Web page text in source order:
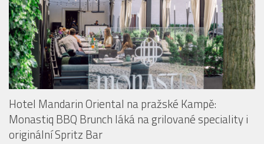
Hotel Mandarin Oriental na pražské Kampě:
Monastiq BBQ Brunch láká na grilované speciality i
originální Spritz Bar